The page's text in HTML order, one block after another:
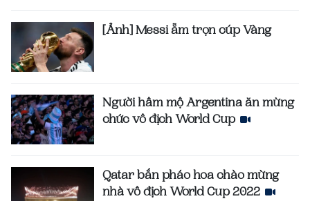
[Ảnh] Messi ẵm trọn cúp Vàng
Người hâm mộ Argentina ăn mừng
chức vô địch World Cup
Qatar bắn pháo hoa chào mừng
nhà vô địch World Cup 2022